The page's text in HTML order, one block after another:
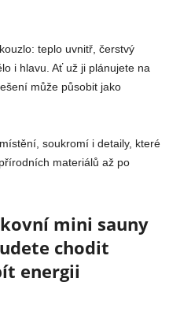
teplo uvnitř, čerstvý
i hlavu. Ať už ji plánujete na
může působit jako
soukromí i detaily, které
materiálů až po
mini sauny
chodit
energii